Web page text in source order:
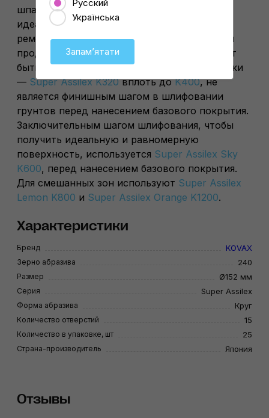
шпатлевки, Super Assilex K240 является
идеальным решением для малых и средних
ремонтов. Благодаря тонкой агрессивности
продукта шпатлеванная поверхность может
быть зашлифована в один шаг. Для грунтовки
— Super Assilex K320вплоть доK400, не
является финишным шагом в шлифовании
грунтов перед нанесением базового покрытия.
Заключительным шагом шлифования, чтобы
получить идеальную и равномерную
поверхность, используется Super Assilex Sky
K600, перед нанесением базового покрытия.
Для смешанных зон используют Super Assilex
Lemon K800 и Super Assilex Orange K1200.
Характеристики
Бренд KOVAX
Зерно абразива 240
Размер Ø152 мм
Серия Super Assilex
Форма абразива Круг
Количество отверстий 15
Количество в упаковке, шт 25
Страна-производитель Япония
Отзывы
Русский
Українська
Запамʼятати